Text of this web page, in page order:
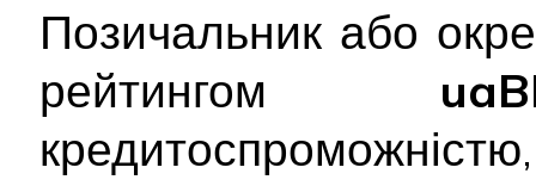
Позичальник або
рейтингом